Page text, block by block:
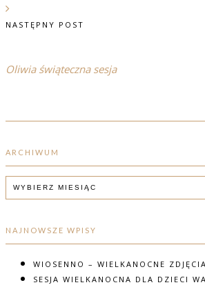
NASTĘPNY POST
Oliwia świąteczna sesja
ARCHIWUM
ARCHIWUM
NAJNOWSZE WPISY
WIOSENNO – WIELKANOCNE
SESJA WIELKANOCNA DLA DZIECI